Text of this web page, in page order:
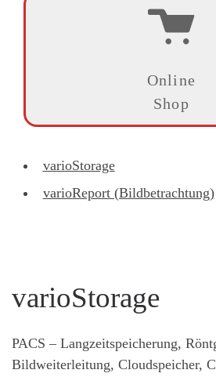
Veterinärmedizin
Online
Shop
varioStorage
varioReport (Bildbetrachtung)
varioStorage
PACS – Langzeitspeicherung,
Bildweiterleitung, Cloudspeicher,